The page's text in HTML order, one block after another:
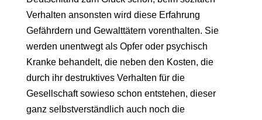
Verhalten ansonsten wird diese Erfahrung
Gefährdern und Gewalttätern vorenthalten. Sie
werden unentwegt als Opfer oder psychisch
Kranke behandelt, die neben den Kosten, die
durch ihr destruktives Verhalten für die
Gesellschaft sowieso schon entstehen, dieser
ganz selbstverständlich auch noch die